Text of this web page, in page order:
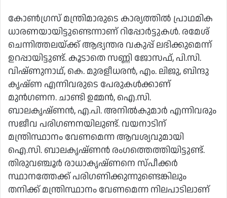
കോൺഗ്രസ് മന്ത്രിമാരുടെ കാര്യത്തിൽ പ്രാഥമിക
ധാരണയായിട്ടുണ്ടെന്നാണ് റിപ്പോർട്ടുകൾ. രമേശ്
ചെന്നിത്തലയ്ക്ക് ആഭ്യന്തര വകുപ്പ് ലഭിക്കുമെന്ന്
ഉറപ്പായിട്ടുണ്ട്. കൂടാതെ സണ്ണി ജോസഫ്, പി.സി.
വിഷ്ണുനാഥ്, കെ. മുരളീധരൻ, എം. ലിജു, ബിന്ദു
കൃഷ്ണ എന്നിവരുടെ പേരുകൾക്കാണ്
മുൻഗണന. ചാണ്ടി ഉമ്മൻ, ഐ.സി.
ബാലകൃഷ്ണൻ, എ.പി. അനിൽകുമാർ എന്നിവരും
സജീവ പരിഗണനയിലുണ്ട്. വയനാടിന്
മന്ത്രിസ്ഥാനം വേണമെന്ന ആവശ്യവുമായി
ഐ.സി. ബാലകൃഷ്ണൻ രംഗത്തെത്തിയിട്ടുണ്ട്.
തിരുവഞ്ചൂർ രാധാകൃഷ്ണനെ സ്പീക്കർ
സ്ഥാനത്തേക്ക് പരിഗണിക്കുന്നുണ്ടെങ്കിലും
തനിക്ക് മന്ത്രിസ്ഥാനം വേണമെന്ന നിലപാടിലാണ്